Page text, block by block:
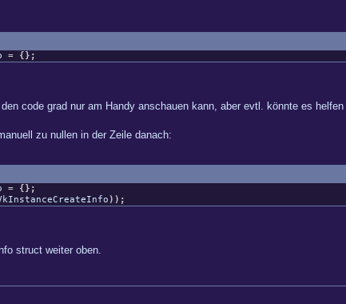
= {} ;
code grad nur am Handy anschauen kann, aber evtl. könnte es
zu nullen in der Zeile danach:
= {} ;
) ) ;
struct weiter oben.